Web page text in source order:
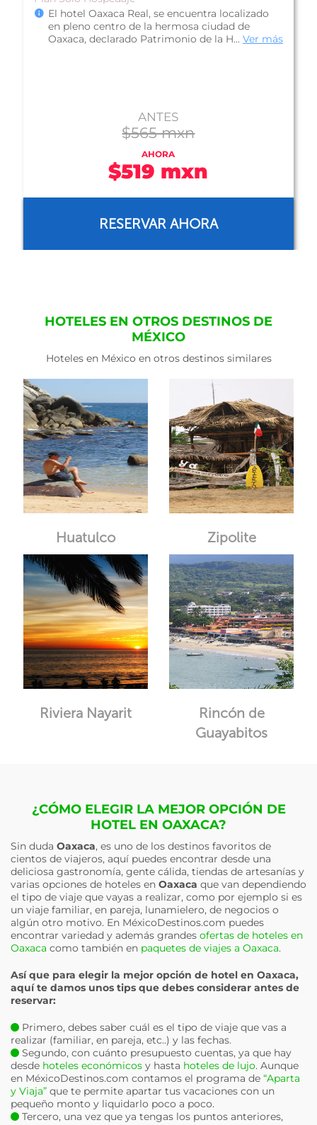
Hotel Misión Oaxaca, se encuentra ubicado en
la zona norte de la ciudad de Oaxaca, es ideal
para disfrutar de una estancia...Ver más
ANTES
$591 mxn
AHORA
$561 mxn
RESERVAR AHORA
HOTELES EN OTROS DESTINOS DE
MÉXICO
Hoteles en México en otros destinos similares
Huatulco Zipolite
Riviera Nayarit
Rincón de
Guayabitos
¿CÓMO ELEGIR LA MEJOR OPCIÓN DE
HOTEL EN OAXACA?
Sin duda Oaxaca, es uno de los destinos favoritos de
cientos de viajeros, aquí puedes encontrar desde una
deliciosa gastronomía, gente cálida, tiendas de artesanías y
varias opciones de hoteles en Oaxaca que van dependiendo
el tipo de viaje que vayas a realizar, como por ejemplo si es
un viaje familiar, en pareja, lunamielero, de negocios o
algún otro motivo. En MéxicoDestinos.com puedes
encontrar variedad y además grandes ofertas de hoteles en
Oaxaca como también en paquetes de viajes a Oaxaca.
Así que para elegir la mejor opción de hotel en Oaxaca,
aquí te damos unos tips que debes considerar antes de
reservar:
Primero, debes saber cuál es el tipo de viaje que vas a
realizar (familiar, en pareja, etc..) y las fechas.
Segundo, con cuánto presupuesto cuentas, ya que hay
desde hoteles económicos y hasta hoteles de lujo. Aunque
en MéxicoDestinos.com contamos el programa de “Aparta
y Viaja” que te permite apartar tus vacaciones con un
pequeño monto y liquidarlo poco a poco.
Tercero, una vez que ya tengas los puntos anteriores,